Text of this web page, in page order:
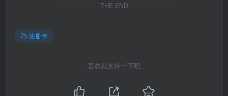
THE END
注册卡
喜欢就支持一下吧